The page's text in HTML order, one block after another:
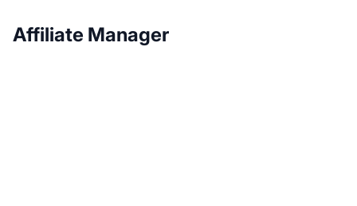
Affiliate Manager